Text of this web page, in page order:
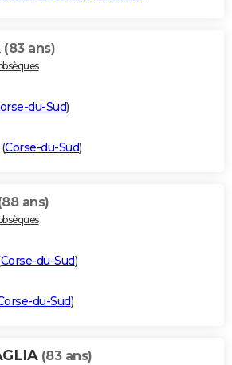
(83 ans)
du-Sud)
(Corse-du-Sud)
ans)
Corse-du-Sud)
du-Sud)
(83 ans)